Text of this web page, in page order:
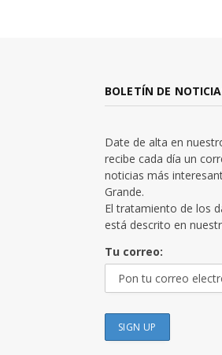
BOLETÍN DE
Date de alta en
recibe cada día un
noticias más
Grande.
El tratamiento de los
está descrito en
Tu correo: